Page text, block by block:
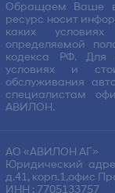
Обращаем Ваше
ресурс носит
каких
определяемой
кодекса РФ. Для
условиях и
обслуживания
специалистам
АВИЛОН.
АО «АВИЛОН АГ»
Юридический
д.41, корп.1,офис
ИНН : 7705133757